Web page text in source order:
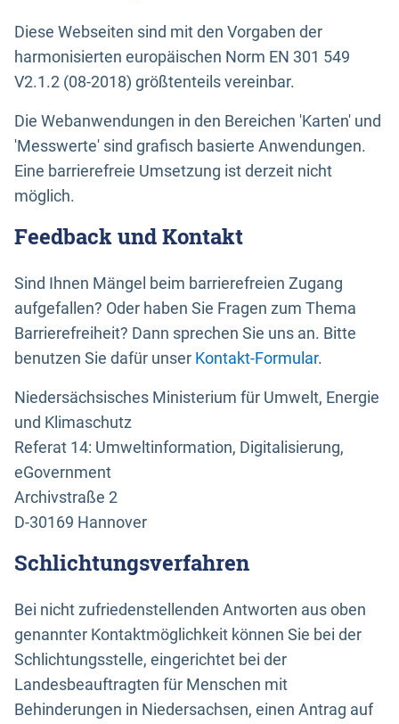
Diese Webseiten sind mit den Vorgaben der
harmonisierten europäischen Norm EN 301 549
V2.1.2 (08-2018) größtenteils vereinbar.
Die Webanwendungen in den Bereichen 'Karten' und
'Messwerte' sind grafisch basierte Anwendungen.
Eine barrierefreie Umsetzung ist derzeit nicht
möglich.
Feedback und Kontakt
Sind Ihnen Mängel beim barrierefreien Zugang
aufgefallen? Oder haben Sie Fragen zum Thema
Barrierefreiheit? Dann sprechen Sie uns an. Bitte
benutzen Sie dafür unser Kontakt-Formular.
Niedersächsisches Ministerium für Umwelt, Energie
und Klimaschutz
Referat 14: Umweltinformation, Digitalisierung,
eGovernment
Archivstraße 2
D-30169 Hannover
Schlichtungsverfahren
Bei nicht zufriedenstellenden Antworten aus oben
genannter Kontaktmöglichkeit können Sie bei der
Schlichtungsstelle, eingerichtet bei der
Landesbeauftragten für Menschen mit
Behinderungen in Niedersachsen, einen Antrag auf